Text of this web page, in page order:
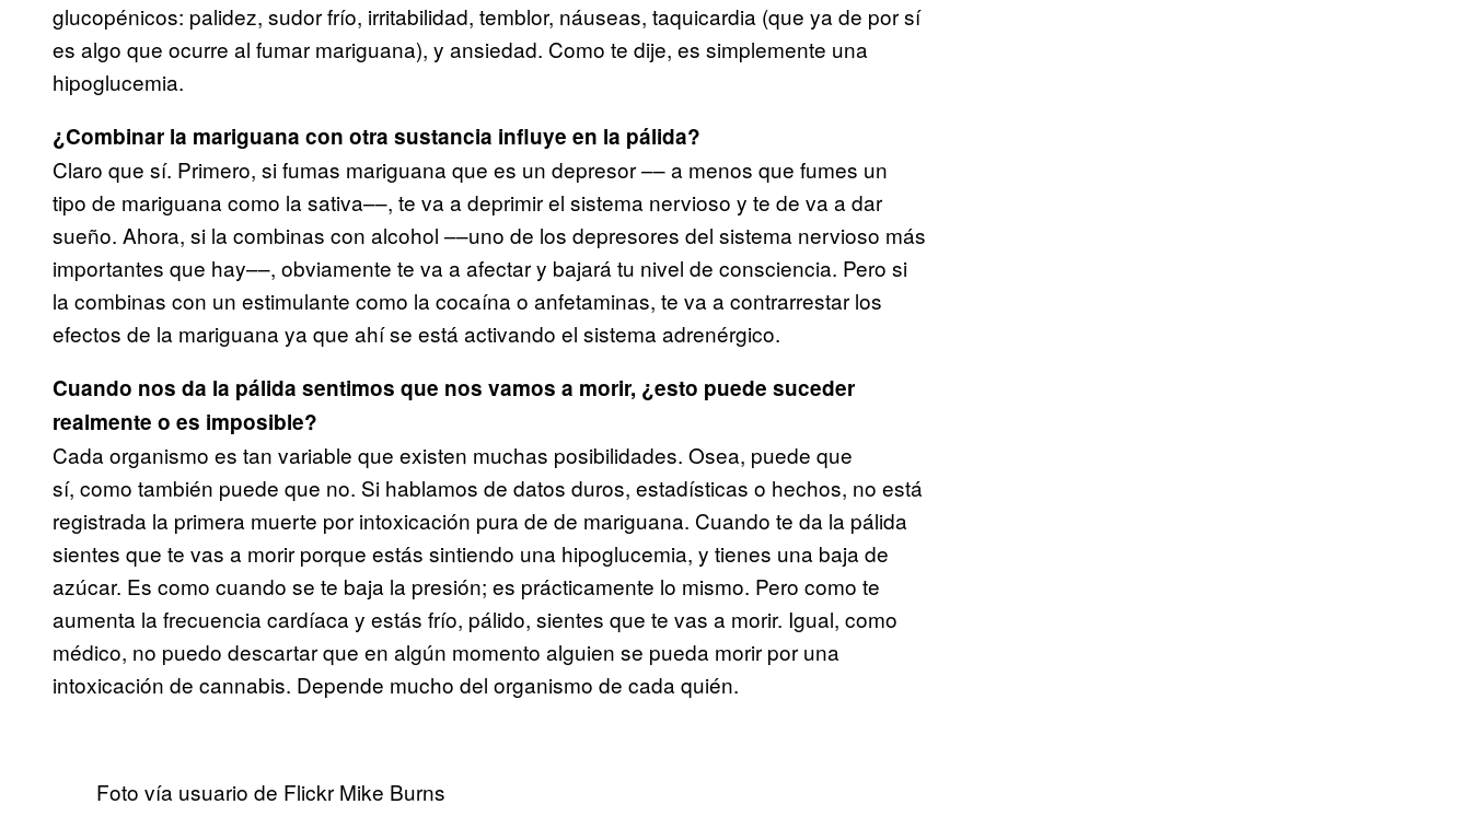
glucopénicos: palidez, sudor frío, irritabilidad, temblor, náuseas, taquicardia (que ya de por sí
es algo que ocurre al fumar mariguana), y ansiedad. Como te dije, es simplemente una
hipoglucemia.
¿Combinar la mariguana con otra sustancia influye en la pálida?
Claro que sí. Primero, si fumas mariguana que es un depresor –– a menos que fumes un
tipo de mariguana como la sativa––, te va a deprimir el sistema nervioso y te de va a dar
sueño. Ahora, si la combinas con alcohol ––uno de los depresores del sistema nervioso más
importantes que hay––, obviamente te va a afectar y bajará tu nivel de consciencia. Pero si
la combinas con un estimulante como la cocaína o anfetaminas, te va a contrarrestar los
efectos de la mariguana ya que ahí se está activando el sistema adrenérgico.
Cuando nos da la pálida sentimos que nos vamos a morir, ¿esto puede suceder
realmente o es imposible?
Cada organismo es tan variable que existen muchas posibilidades. Osea, puede que
sí, como también puede que no. Si hablamos de datos duros, estadísticas o hechos, no está
registrada la primera muerte por intoxicación pura de de mariguana. Cuando te da la pálida
sientes que te vas a morir porque estás sintiendo una hipoglucemia, y tienes una baja de
azúcar. Es como cuando se te baja la presión; es prácticamente lo mismo. Pero como te
aumenta la frecuencia cardíaca y estás frío, pálido, sientes que te vas a morir. Igual, como
médico, no puedo descartar que en algún momento alguien se pueda morir por una
intoxicación de cannabis. Depende mucho del organismo de cada quién.
Foto vía usuario de Flickr Mike Burns